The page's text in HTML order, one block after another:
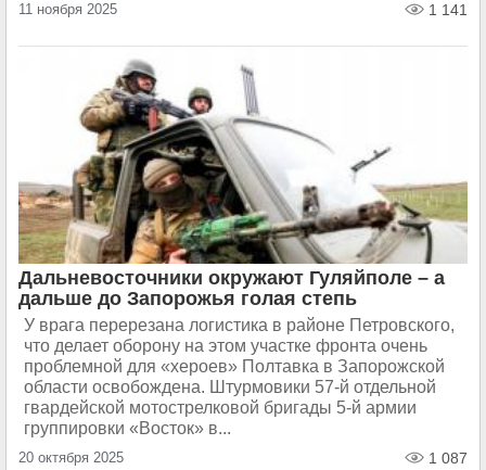
11 ноября 2025 1 141
Дальневосточники окружают Гуляйполе – а
дальше до Запорожья голая степь
У врага перерезана логистика в районе Петровского,
что делает оборону на этом участке фронта очень
проблемной для «хероев» Полтавка в Запорожской
области освобождена. Штурмовики 57-й отдельной
гвардейской мотострелковой бригады 5-й армии
группировки «Восток» в...
20 октября 2025 1 087